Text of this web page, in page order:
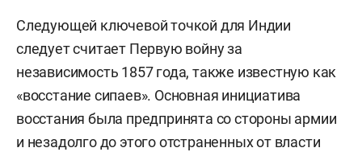
Следующей ключевой точкой для Индии
следует считает Первую войну за
независимость 1857 года, также известную как
«восстание сипаев». Основная инициатива
восстания была предпринята со стороны армии
и незадолго до этого отстраненных от власти